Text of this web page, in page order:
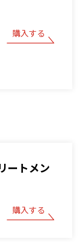
購入する
ートメン
購入する